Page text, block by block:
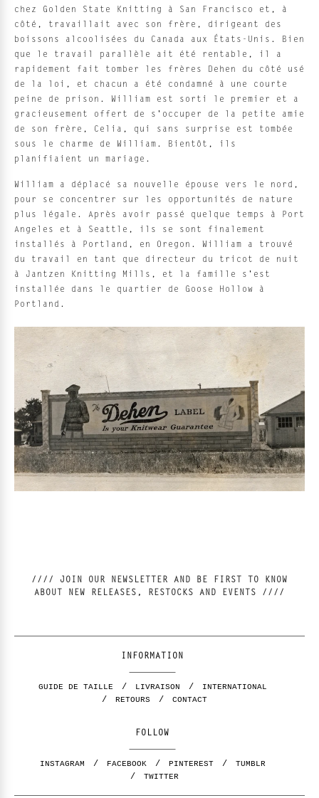
chez Golden State Knitting à San Francisco et, à
côté, travaillait avec son frère, dirigeant des
boissons alcoolisées du Canada aux États-Unis. Bien
que le travail parallèle ait été rentable, il a
rapidement fait tomber les frères Dehen du côté usé
de la loi, et chacun a été condamné à une courte
peine de prison. William est sorti le premier et a
gracieusement offert de s'occuper de la petite amie
de son frère, Celia, qui sans surprise est tombée
sous le charme de William. Bientôt, ils
planifiaient un mariage.
William a déplacé sa nouvelle épouse vers le nord,
pour se concentrer sur les opportunités de nature
plus légale. Après avoir passé quelque temps à Port
Angeles et à Seattle, ils se sont finalement
installés à Portland, en Oregon. William a trouvé
du travail en tant que directeur du tricot de nuit
à Jantzen Knitting Mills, et la famille s'est
installée dans le quartier de Goose Hollow à
Portland.
//// JOIN OUR NEWSLETTER AND BE FIRST TO KNOW
ABOUT NEW RELEASES, RESTOCKS AND EVENTS ////
INFORMATION
GUIDE DE TAILLE LIVRAISON
INTERNATIONAL
RETOURS
CONTACT
FOLLOW
INSTAGRAM FACEBOOK PINTEREST
TUMBLR
TWITTER